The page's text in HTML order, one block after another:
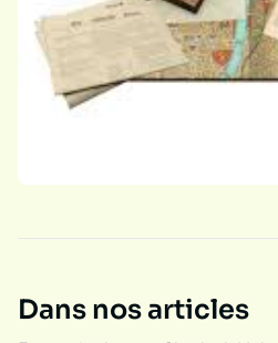
Dans nos articles